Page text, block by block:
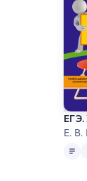
Е.
Text